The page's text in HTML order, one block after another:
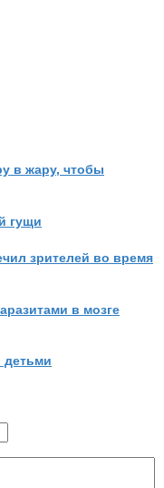
в жару, чтобы
гущи
зрителей во время
в мозге